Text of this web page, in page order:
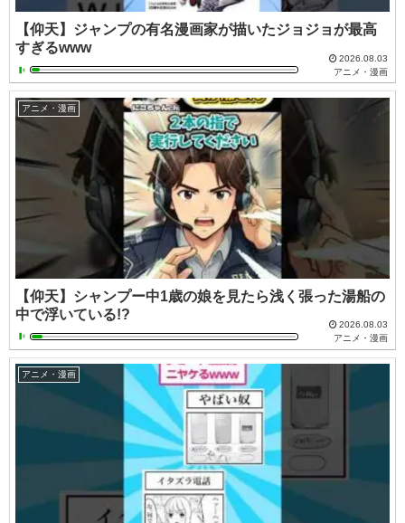
【仰天】ジャンプの有名漫画家が描いたジョジョが最高
すぎるwww
2026.08.03
アニメ・漫画
アニメ・漫画
【仰天】シャンプー中1歳の娘を見たら浅く張った湯船の
中で浮いている!?
2026.08.03
アニメ・漫画
アニメ・漫画